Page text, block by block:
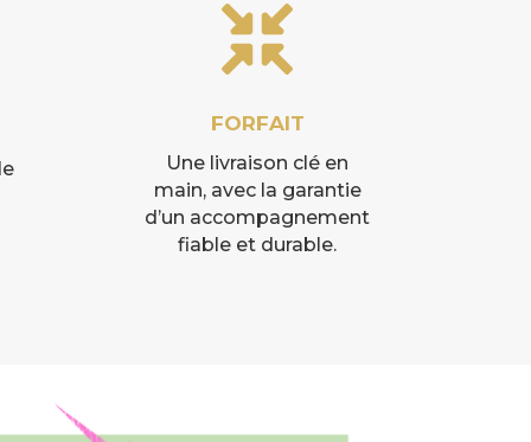

FORFAIT
Une livraison clé en
main, avec la garantie
d’un accompagnement
fiable et durable.